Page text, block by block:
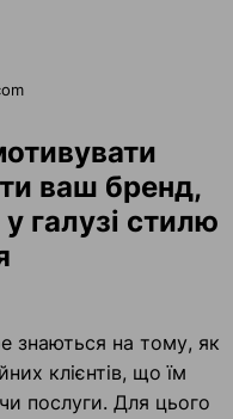
ваш бренд,
галузі стилю
знаються на тому, як
клієнтів, що їм
послуги. Для цього